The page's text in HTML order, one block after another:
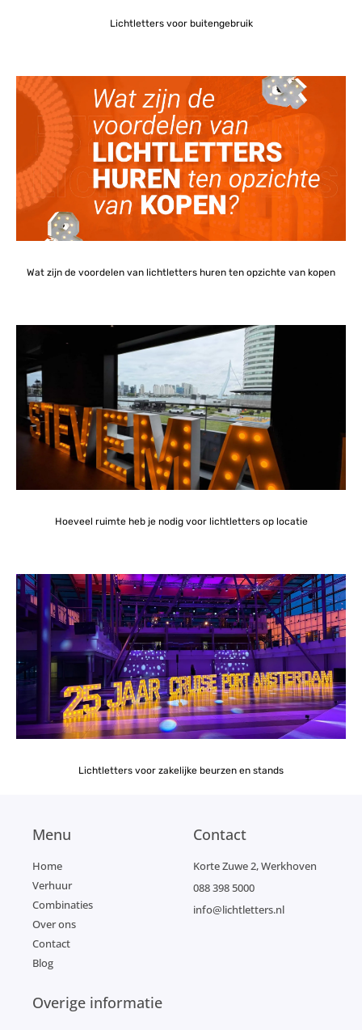
Lichtletters voor buitengebruik
Wat zijn de voordelen van lichtletters huren ten opzichte van kopen
Hoeveel ruimte heb je nodig voor lichtletters op locatie
Lichtletters voor zakelijke beurzen en stands
Menu
Home
Verhuur
Combinaties
Over ons
Contact
Blog
Contact
Korte Zuwe 2, Werkhoven
088 398 5000
info@lichtletters.nl
Overige informatie